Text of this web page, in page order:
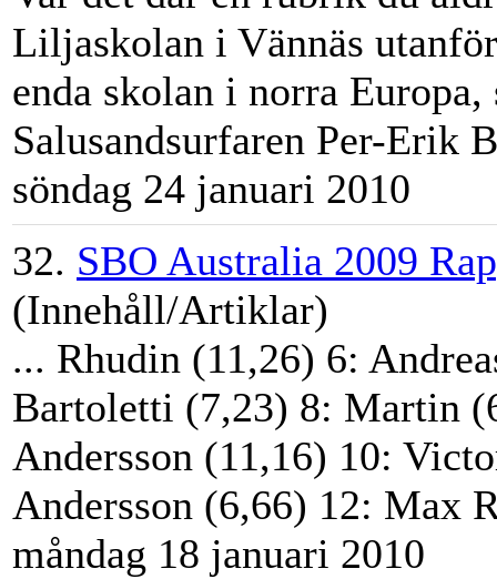
Liljaskolan i Vännäs
enda skolan i norra
Salusandsurfaren Per-Erik
söndag 24 januari 2010
32. SBO Australia 2009
(Innehåll/Artiklar)
... Rhudin (11,26) 6:
Bartoletti (7,23) 8: Martin
Andersson (11,16) 10:
Andersson (6,66) 12: Max
måndag 18 januari 2010